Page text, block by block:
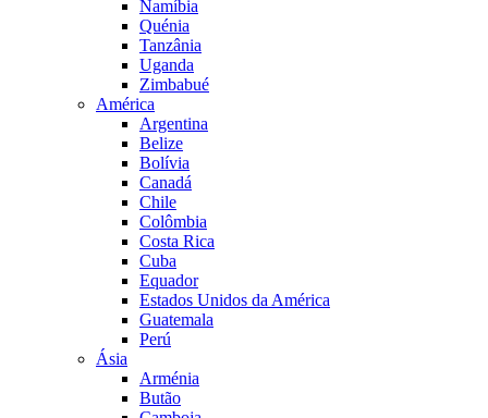
Namíbia
Quénia
Tanzânia
Uganda
Zimbabué
América
Argentina
Belize
Bolívia
Canadá
Chile
Colômbia
Costa Rica
Cuba
Equador
Estados Unidos da América
Guatemala
Perú
Ásia
Arménia
Butão